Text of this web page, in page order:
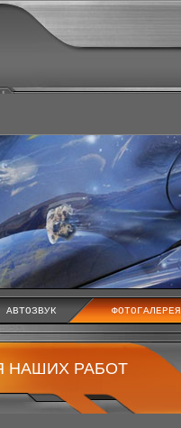
АВТОЗВУК ФОТОГАЛЕРЕЯ
НАШИХ РАБОТ